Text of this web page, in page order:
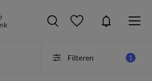
Filteren 1